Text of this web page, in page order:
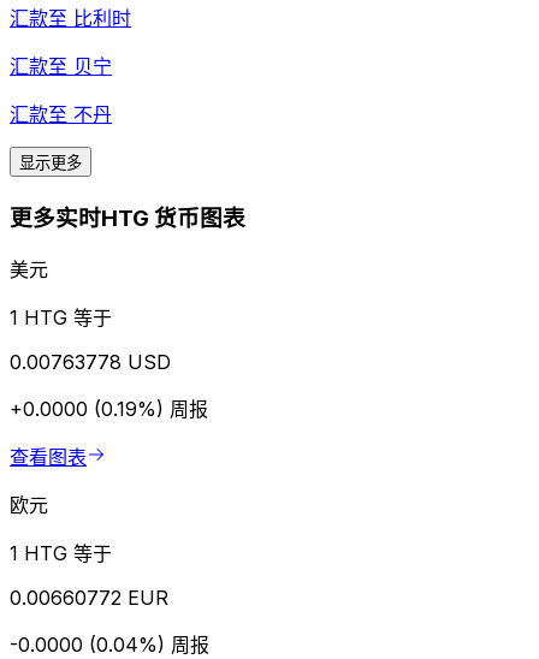
汇款至 比利时
汇款至 贝宁
汇款至 不丹
显示更多
更多实时HTG 货币图表
美元
1 HTG 等于
0.00763778 USD
+0.0000 (0.19%) 周报
查看图表
欧元
1 HTG 等于
0.00660772 EUR
-0.0000 (0.04%) 周报